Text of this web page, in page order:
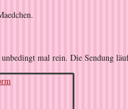
mal rein. Die Sendung